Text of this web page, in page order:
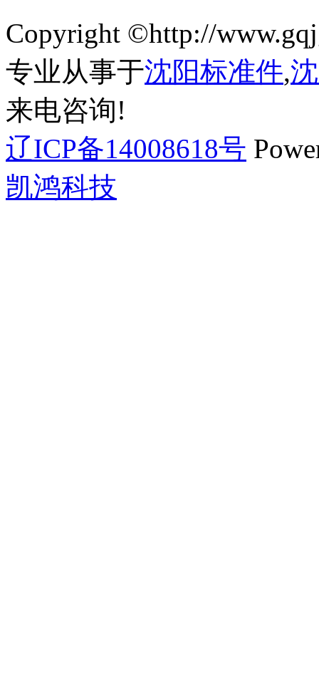
Copyright ©http://
专业从事于沈阳标准件,
来电咨询!
辽ICP备14008618号
凯鸿科技